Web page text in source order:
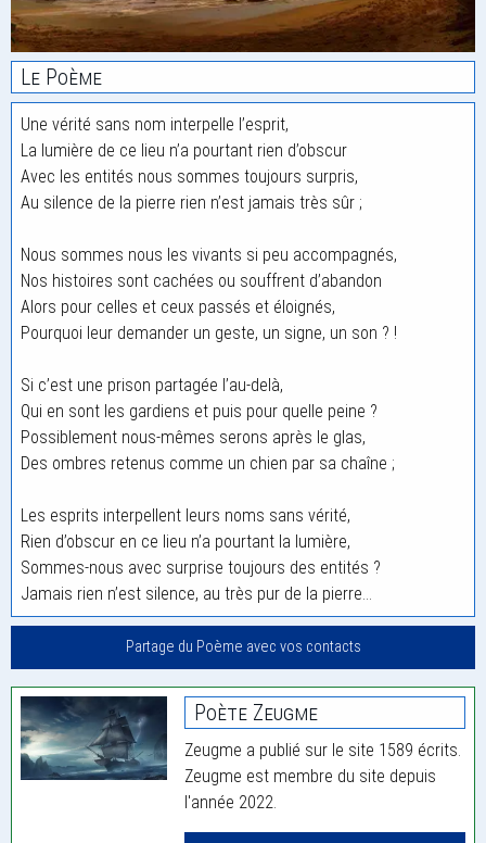
Le Poème
Une vérité sans nom interpelle l’esprit,
La lumière de ce lieu n’a pourtant rien d’obscur
Avec les entités nous sommes toujours surpris,
Au silence de la pierre rien n’est jamais très sûr ;
Nous sommes nous les vivants si peu accompagnés,
Nos histoires sont cachées ou souffrent d’abandon
Alors pour celles et ceux passés et éloignés,
Pourquoi leur demander un geste, un signe, un son ? !
Si c’est une prison partagée l’au-delà,
Qui en sont les gardiens et puis pour quelle peine ?
Possiblement nous-mêmes serons après le glas,
Des ombres retenus comme un chien par sa chaîne ;
Les esprits interpellent leurs noms sans vérité,
Rien d’obscur en ce lieu n’a pourtant la lumière,
Sommes-nous avec surprise toujours des entités ?
Jamais rien n’est silence, au très pur de la pierre…
Partage du Poème avec vos contacts
Poète Zeugme
Zeugme a publié sur le site 1589 écrits.
Zeugme est membre du site depuis
l'année 2022.